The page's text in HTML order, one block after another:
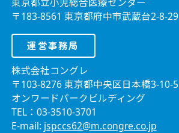
〒183-8561 東京都府中市武蔵台2-8-29
運営事務局
株式会社コングレ
〒103-8276 東京都中央区日本橋3-10-5
オンワードパークビルディング
TEL：03-3510-3701
E-mail: jspccs62@m.congre.co.jp